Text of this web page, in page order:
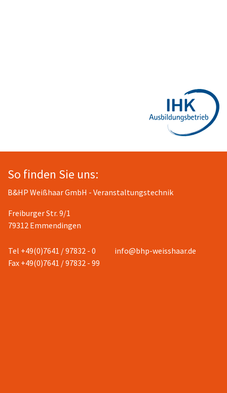
So finden Sie uns:
B&HP Weißhaar GmbH - Veranstaltungstechnik
Freiburger Str. 9/1
79312 Emmendingen
Tel +49(0)7641 / 97832 - 0
Fax +49(0)7641 / 97832 - 99
info@bhp-weisshaar.de